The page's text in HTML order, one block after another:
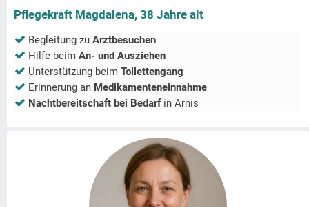
Pflegekraft Magdalena, 38 Jahre alt
Begleitung zu Arztbesuchen
Hilfe beim An- und Ausziehen
Unterstützung beim Toilettengang
Erinnerung an Medikamenteneinnahme
Nachtbereitschaft bei Bedarfin Arnis